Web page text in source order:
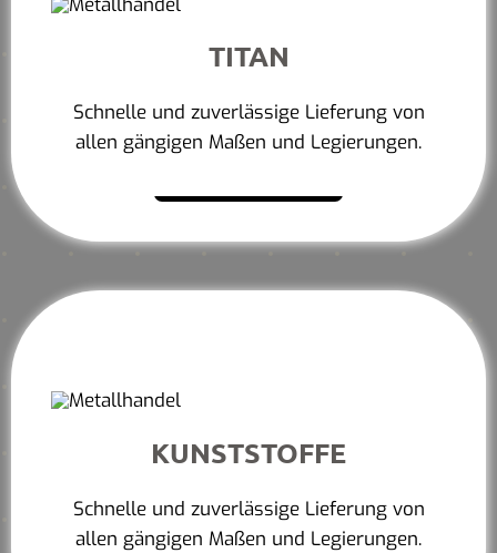
TITAN
Schnelle und zuverlässige Lieferung von
allen gängigen Maßen und Legierungen.
KUNSTSTOFFE
Schnelle und zuverlässige Lieferung von
allen gängigen Maßen und Legierungen.